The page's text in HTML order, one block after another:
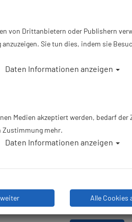
120,00
Herstellerpreis:
Lieferbar in
von Drittanbietern oder Publishern
Sie tun dies, indem sie
Daten Informationen anzeigen
Medien akzeptiert werden, bedarf
Zustimmung mehr.
Daten Informationen anzeigen
Alle Cookies